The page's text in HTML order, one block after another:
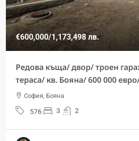
€600,000/1,173,498 лв.
Редова къща/ двор/ троен
тераса/ кв. Бояна/ 600 000
София, Бояна
576 3 2